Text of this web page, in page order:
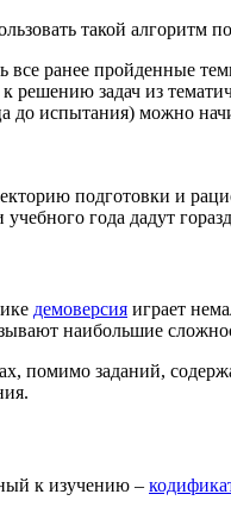
такой алгоритм
все ранее пройденные
решению задач из
до испытания) можно
подготовки и
года дадут
демоверсия играет
наибольшие
помимо заданий,
к изучению –